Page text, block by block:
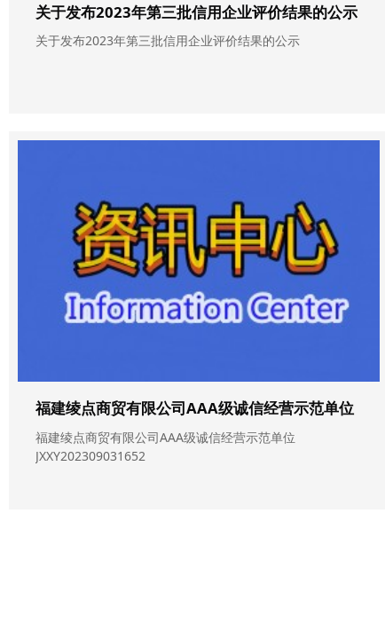
关于发布2023年第三批信用企业评价结果的公示
关于发布2023年第三批信用企业评价结果的公示
福建绫点商贸有限公司AAA级诚信经营示范单位
福建绫点商贸有限公司AAA级诚信经营示范单位
JXXY202309031652